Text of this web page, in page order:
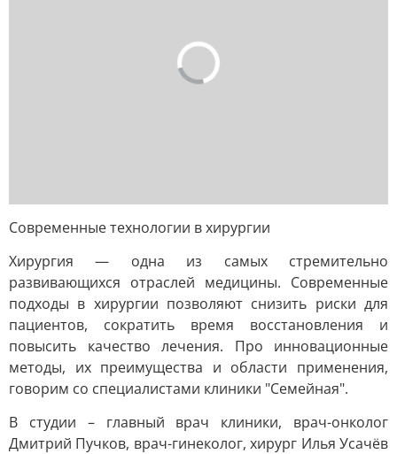
Современные технологии в хирургии
Хирургия — одна из самых стремительно
развивающихся отраслей медицины. Современные
подходы в хирургии позволяют снизить риски для
пациентов, сократить время восстановления и
повысить качество лечения. Про инновационные
методы, их преимущества и области применения,
говорим со специалистами клиники "Семейная".
В студии – главный врач клиники, врач-онколог
Дмитрий Пучков, врач-гинеколог, хирург Илья Усачёв